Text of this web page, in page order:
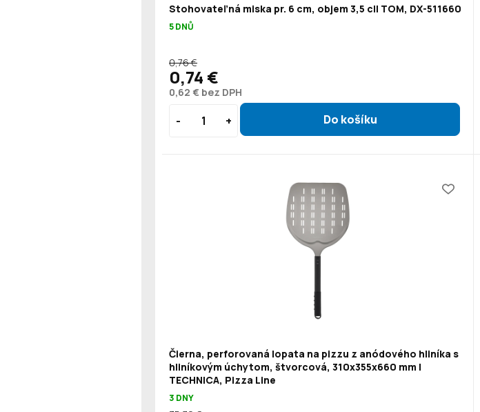
Stohovateľná miska pr. 6 cm, objem 3,5 cl| TOM, DX-511660
5 DNŮ
0,62 € bez DPH
0,76 €
0,74 €
Čierna, perforovaná lopata na pizzu z anódového hliníka s
hliníkovým úchytom, štvorcová, 310x355x660 mm |
TECHNICA, Pizza Line
3 DNY